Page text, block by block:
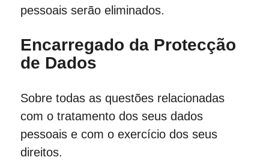
pessoais serão eliminados.
Encarregado da Protecção
de Dados
Sobre todas as questões relacionadas
com o tratamento dos seus dados
pessoais e com o exercício dos seus
direitos.